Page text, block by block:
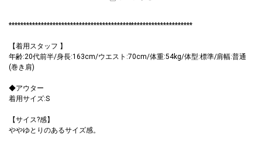
***************************************************************
【着用スタッフ 】
年齢:20代前半/身長:163cm/ウエスト:70cm/体重:54kg/体型:標準/肩幅:普通
(巻き肩)
◆アウター
着用サイズ:S
【サイス?感】
ゆとりのあるサイズ感。